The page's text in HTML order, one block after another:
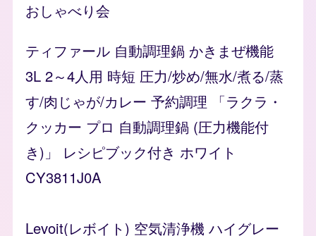
おしゃべり会
ティファール 自動調理鍋 かきまぜ機能
3L 2～4人用 時短 圧力/炒め/無水/煮る/蒸
す/肉じゃが/カレー 予約調理 「ラクラ・
クッカー プロ 自動調理鍋 (圧力機能付
き)」 レシピブック付き ホワイト
CY3811J0A
Levoit(レボイト) 空気清浄機 ハイグレー